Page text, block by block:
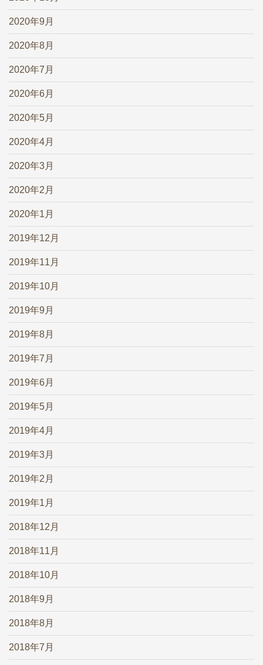
2020年9月
2020年8月
2020年7月
2020年6月
2020年5月
2020年4月
2020年3月
2020年2月
2020年1月
2019年12月
2019年11月
2019年10月
2019年9月
2019年8月
2019年7月
2019年6月
2019年5月
2019年4月
2019年3月
2019年2月
2019年1月
2018年12月
2018年11月
2018年10月
2018年9月
2018年8月
2018年7月